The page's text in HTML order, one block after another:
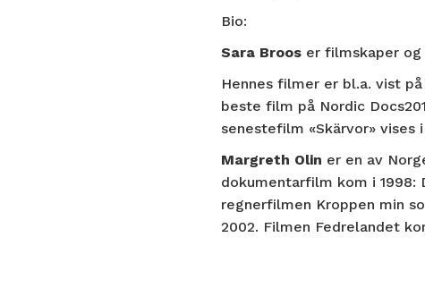
Bio:
Sara Broos er filmskaper
Hennes filmer er bl.a. vist
beste film på Nordic
senestefilm «Skärvor» vises
Margreth Olin er en av
dokumentarfilm kom i 1998:
regnerfilmen Kroppen min
2002. Filmen Fedrelandet